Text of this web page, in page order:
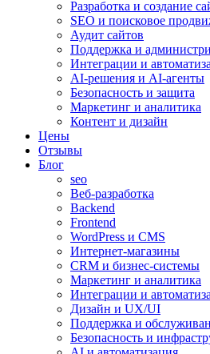
Разработка и создание
SEO и поисковое
Аудит сайтов
Поддержка и
Интеграции и
AI-решения и AI-агенты
Безопасность и защита
Маркетинг и аналитика
Контент и дизайн
Цены
Отзывы
Блог
seo
Веб-разработка
Backend
Frontend
WordPress и CMS
Интернет-магазины
CRM и бизнес-системы
Маркетинг и аналитика
Интеграции и
Дизайн и UX/UI
Поддержка и
Безопасность и